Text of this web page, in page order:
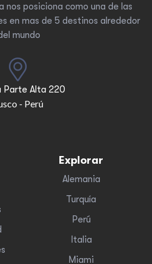
posiciona como una de las
en mas de 5 destinos alrededor
mundo
Parte Alta 220
- Perú
Explorar
Alemania
Turquía
Perú
Italia
Miami